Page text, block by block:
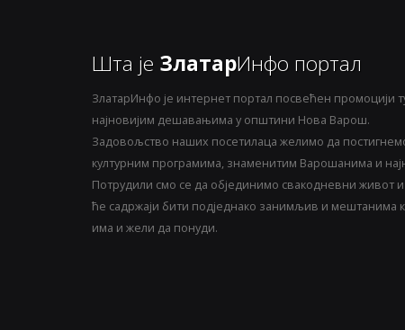
Шта је ЗлатарИнфо портал
ЗлатарИнфо је интернет портал посвећен промоцији
најновијим дешавањима у општини Нова Варош.
Задовољство наших посетилаца желимо да
културним програмима, знаменитим Варошанима и
Потрудили смо се да објединимо свакодневни живот
ће садржаји бити подједнако занимљив и мештанима
има и жели да понуди.